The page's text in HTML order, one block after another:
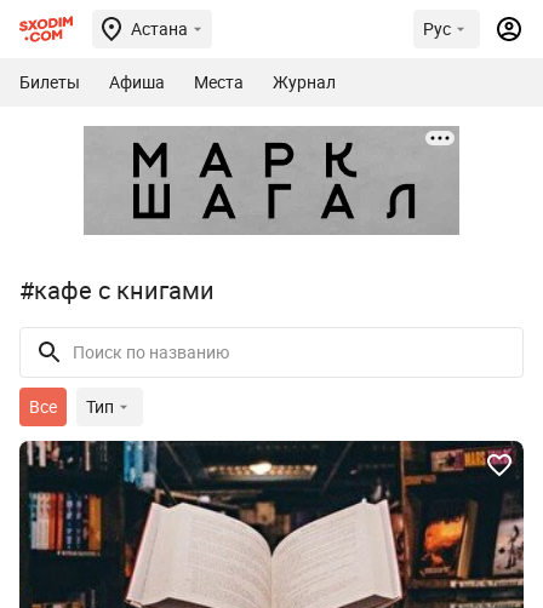
Астана Рус
Билеты Афиша Места Журнал
#кафе с книгами
Все Тип